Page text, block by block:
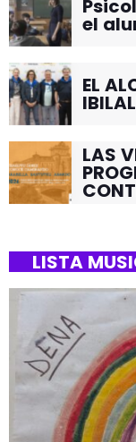
el
EL
LAS
LISTA